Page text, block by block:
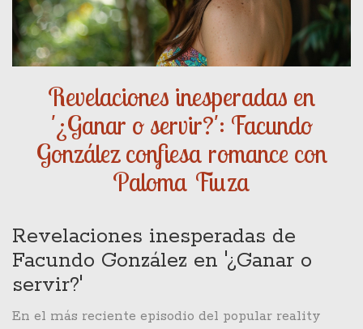
Revelaciones inesperadas en
'¿Ganar o servir?': Facundo
González confiesa romance con
Paloma Fiuza
Revelaciones inesperadas de
Facundo González en '¿Ganar o
servir?'
En el más reciente episodio del popular reality